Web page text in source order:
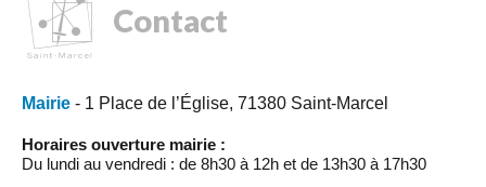
Contact
Mairie - 1 Place de l’Église, 71380 Saint-Marcel
Horaires ouverture mairie :
Du lundi au vendredi : de 8h30 à 12h et de 13h30 à 17h30